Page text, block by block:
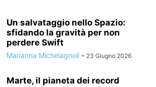
Un salvataggio nello Spazio:
sfidando la gravità per non
perdere Swift
Marianna Michelagnoli - 23 Giugno 2026
Marte, il pianeta dei record